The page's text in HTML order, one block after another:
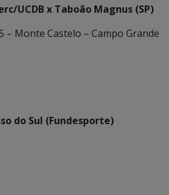
UCDB x Taboão Magnus (SP)
– Monte Castelo – Campo Grande
do Sul (Fundesporte)